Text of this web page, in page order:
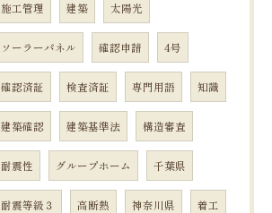
施工管理 建築 太陽光
ソーラーパネル 確認申請 4号
確認済証 検査済証 専門用語 知識
建築確認 建築基準法 構造審査
耐震性 グループホーム 千葉県
耐震等級３ 高断熱 神奈川県 着工